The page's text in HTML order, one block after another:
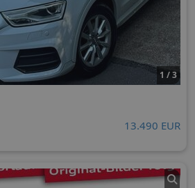
1 / 3
13.490 EUR